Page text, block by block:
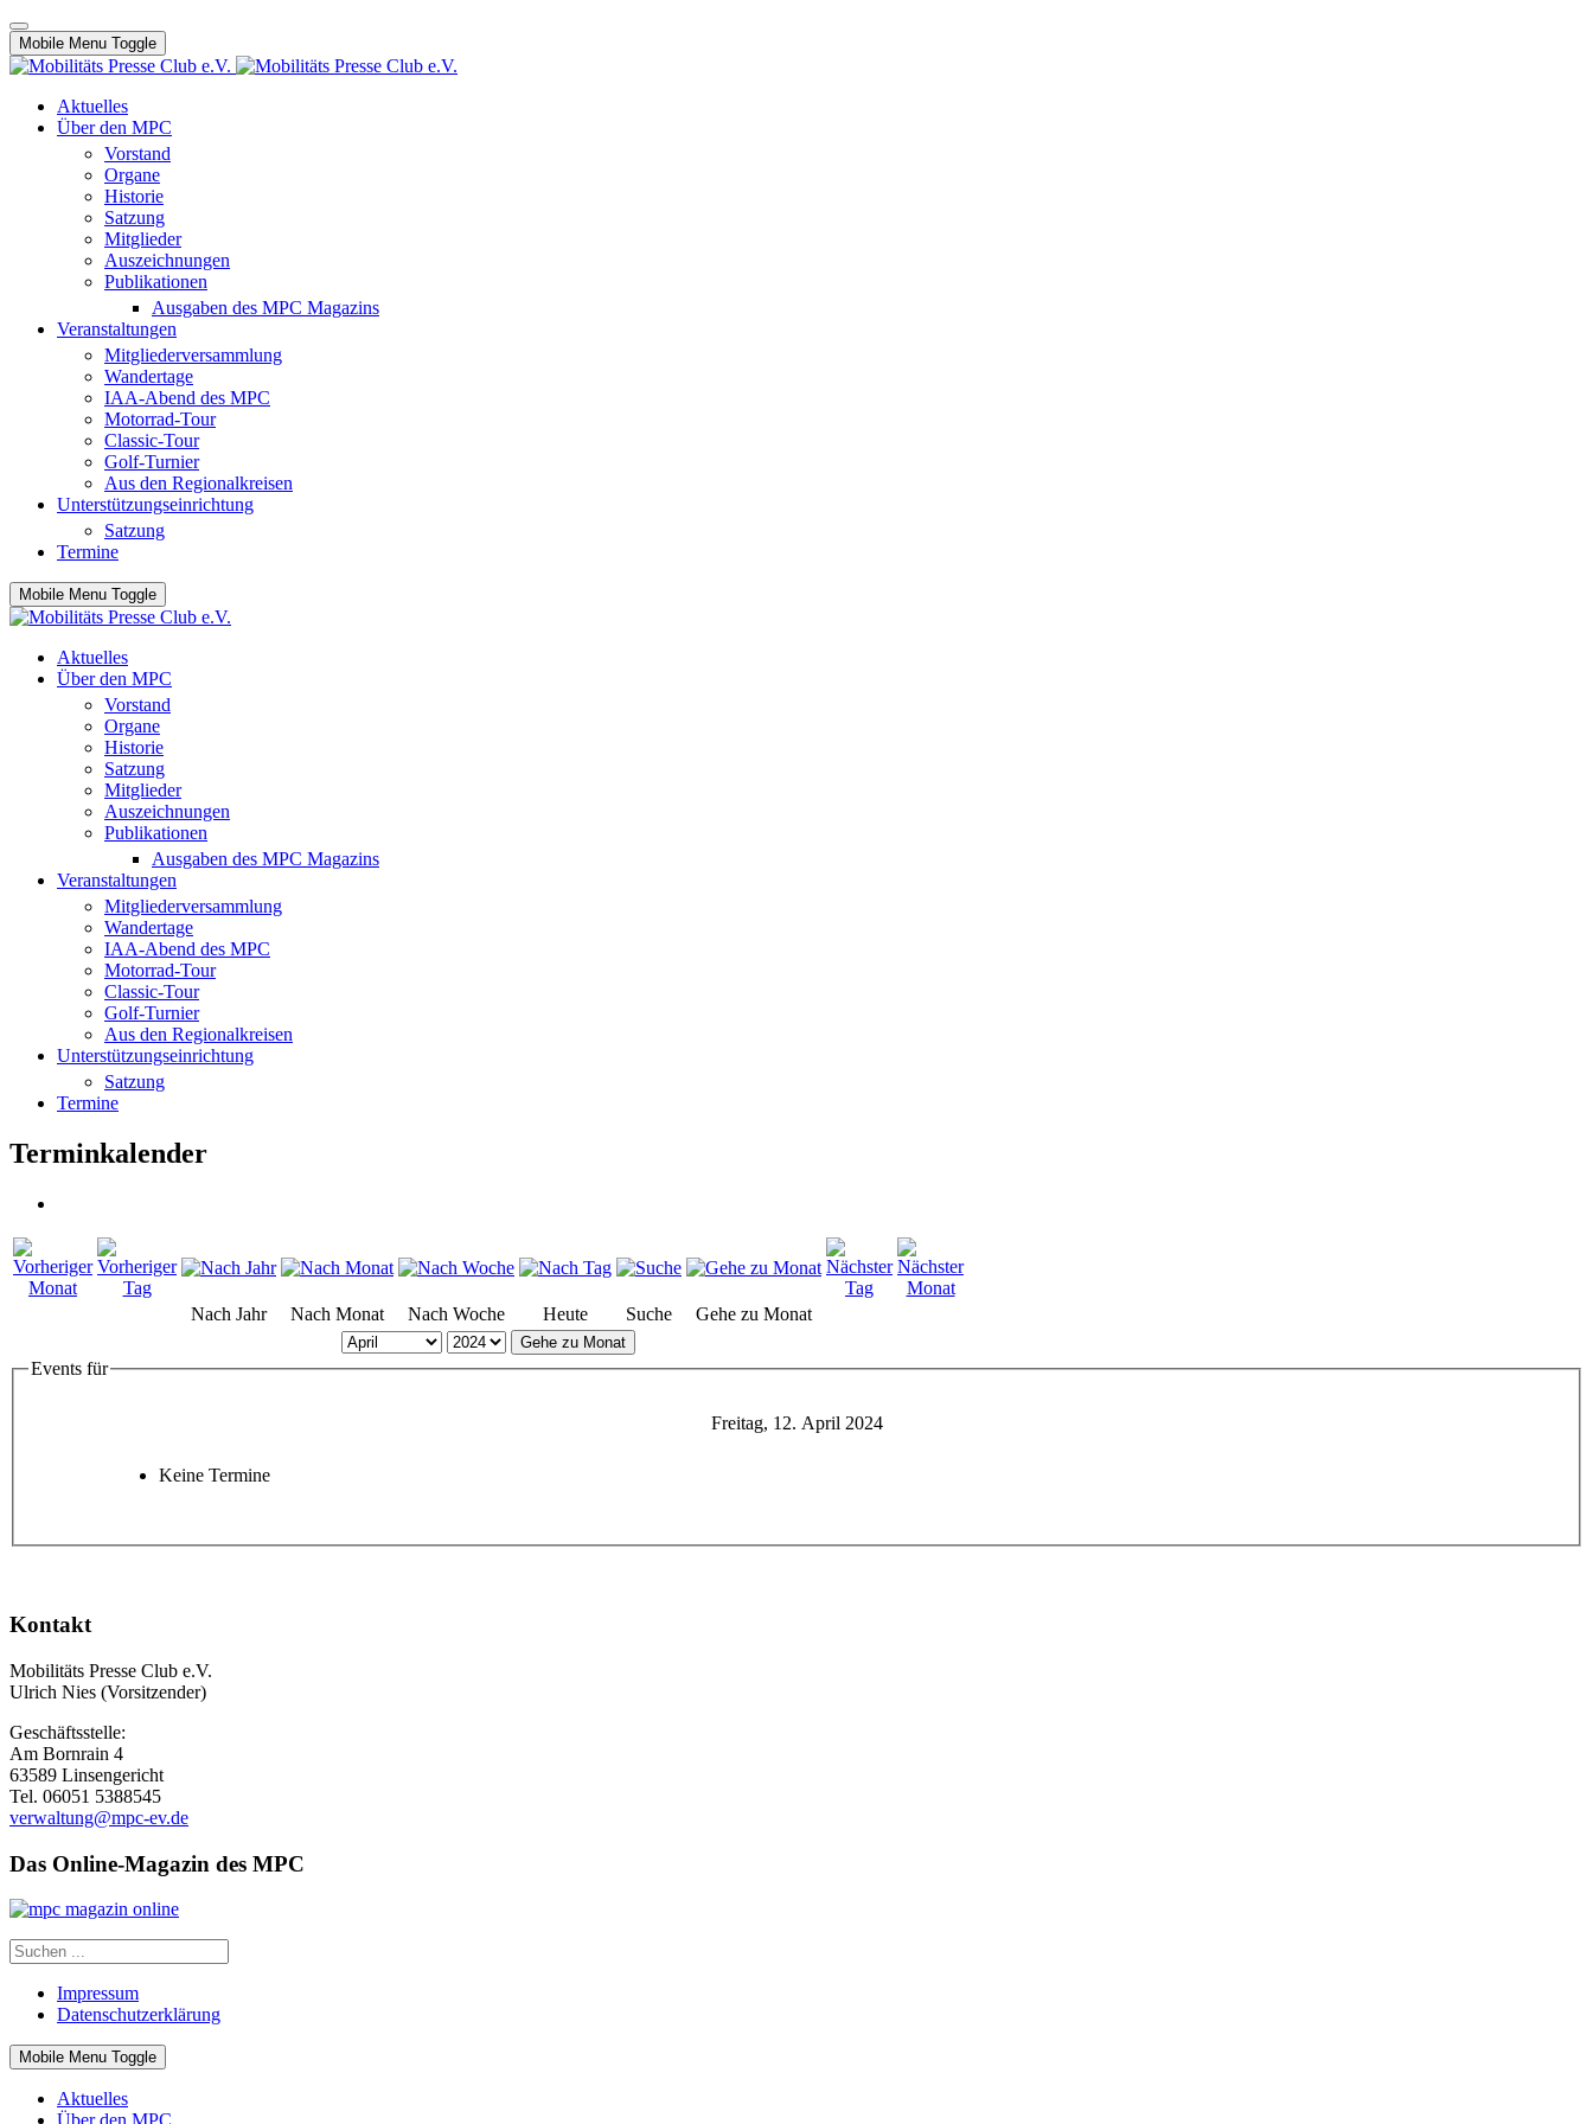
Mobile Menu Toggle
Aktuelles
Über den MPC
Vorstand
Organe
Historie
Satzung
Mitglieder
Auszeichnungen
Publikationen
Ausgaben des MPC Magazins
Veranstaltungen
Mitgliederversammlung
Wandertage
IAA-Abend des MPC
Motorrad-Tour
Classic-Tour
Golf-Turnier
Aus den Regionalkreisen
Unterstützungseinrichtung
Satzung
Termine
Mobile Menu Toggle
Aktuelles
Über den MPC
Vorstand
Organe
Historie
Satzung
Mitglieder
Auszeichnungen
Publikationen
Ausgaben des MPC Magazins
Veranstaltungen
Mitgliederversammlung
Wandertage
IAA-Abend des MPC
Motorrad-Tour
Classic-Tour
Golf-Turnier
Aus den Regionalkreisen
Unterstützungseinrichtung
Satzung
Termine
Terminkalender
Nach Jahr Nach Monat Nach Woche Heute Suche Gehe zu Monat
Gehe zu Monat
Events für
Freitag, 12. April 2024
Keine Termine
Kontakt
Mobilitäts Presse Club e.V.
Ulrich Nies (Vorsitzender)
Geschäftsstelle:
Am Bornrain 4
63589 Linsengericht
Tel. 06051 5388545
verwaltung@mpc-ev.de
Das Online-Magazin des MPC
Impressum
Datenschutzerklärung
Mobile Menu Toggle
Aktuelles